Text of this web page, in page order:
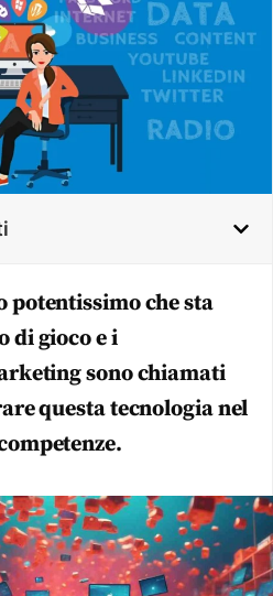
potentissimo che sta
di gioco e i
sono chiamati
questa tecnologia nel